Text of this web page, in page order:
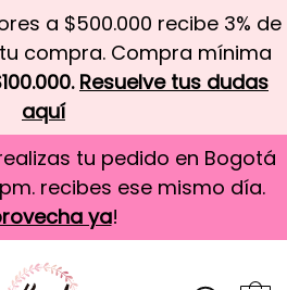
a $500.000 recibe 3% de
compra. Compra mínima
Resuelve tus dudas
aquí
tu pedido en Bogotá
recibes ese mismo día.
ya!